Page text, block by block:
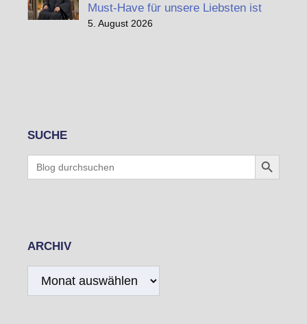
Must-Have für unsere Liebsten ist
5. August 2026
SUCHE
for:
Search Button
ARCHIV
Archiv